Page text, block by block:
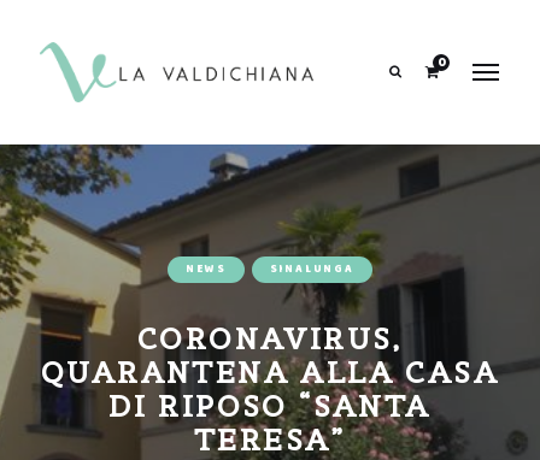
0
NEWS SINALUNGA
CORONAVIRUS,
QUARANTENA ALLA CASA
DI RIPOSO “SANTA
TERESA”